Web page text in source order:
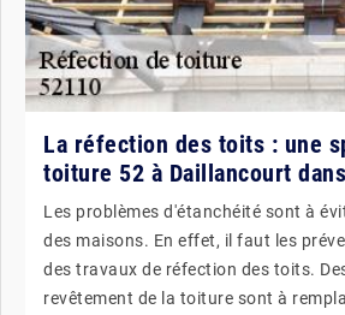
La réfection des toits : une
toiture 52 à Daillancourt
Les problèmes d'étanchéité sont à
des maisons. En effet, il faut les
des travaux de réfection des toits.
revêtement de la toiture sont à